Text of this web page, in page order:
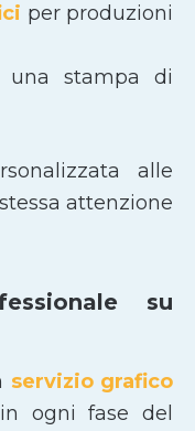
per produzioni
una stampa di
alle
attenzione
su
servizio grafico
ogni fase del